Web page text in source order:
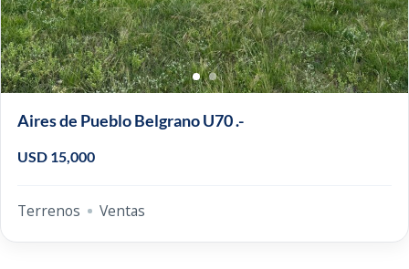
Aires de Pueblo Belgrano U70 .-
USD 15,000
Terrenos Ventas